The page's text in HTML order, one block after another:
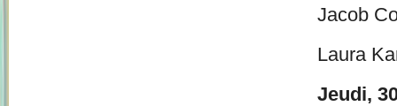
Jacob
Laura
Jeudi,